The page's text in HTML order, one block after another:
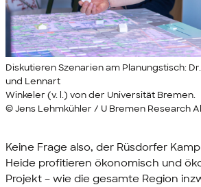
Diskutieren Szenarien am Planungstisch:
und Lennart
Winkeler (v. l.) von der Universität Bremen.
© Jens Lehmkühler / U Bremen Research
Keine Frage also, der Rüsdorfer
Heide profitieren ökonomisch und
Projekt – wie die gesamte Region